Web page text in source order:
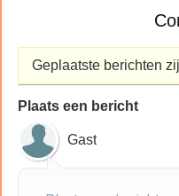
Geplaatste berichten
Plaats een bericht
Gast